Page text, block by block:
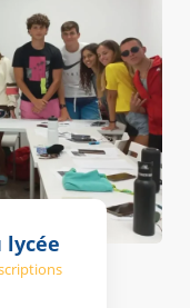
lycée